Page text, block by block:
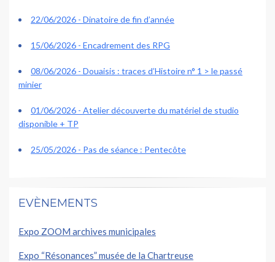
22/06/2026 - Dinatoire de fin d’année
15/06/2026 - Encadrement des RPG
08/06/2026 - Douaisis : traces d’Histoire n° 1 > le passé
minier
01/06/2026 - Atelier découverte du matériel de studio
disponible + TP
25/05/2026 - Pas de séance : Pentecôte
EVÈNEMENTS
Expo ZOOM archives municipales
Expo “Résonances” musée de la Chartreuse